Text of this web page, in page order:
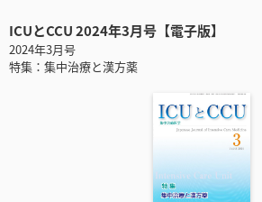
ICUとCCU 2024年3月号【電子版】
2024年3月号
特集：集中治療と漢方薬